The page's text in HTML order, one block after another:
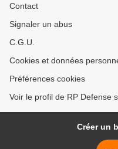
Contact
Signaler un abus
C.G.U.
Cookies et données
Préférences cookies
Voir le profil de RP Defense
Créer un